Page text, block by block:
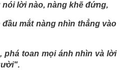
lời nào, nàng khẽ đứng,
mắt nàng nhìn thẳng vào
phá toan mọi ánh nhìn và lời